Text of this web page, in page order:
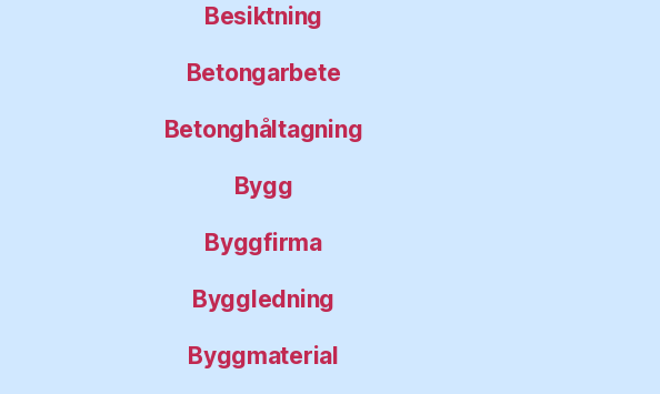
Besiktning
Betongarbete
Betonghåltagning
Bygg
Byggfirma
Byggledning
Byggmaterial